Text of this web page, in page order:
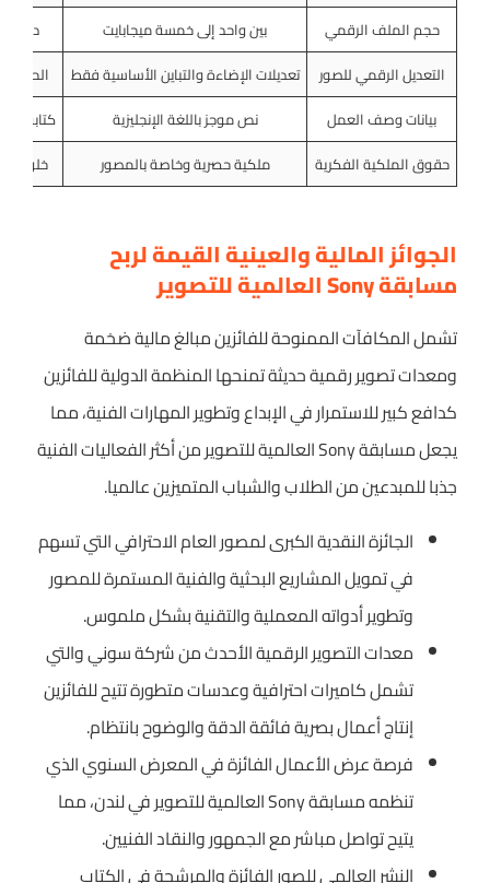
حجم الملف الرقمي
بين واحد إلى خمسة ميجابايت
دقة
التعديل الرقمي للصور
تعديلات الإضاءة والتباين الأساسية فقط
بيانات وصف العمل
نص موجز باللغة الإنجليزية
كتابة
حقوق الملكية الفكرية
ملكية حصرية وخاصة بالمصور خلو
الجوائز المالية والعينية القيمة لربح
مسابقة Sony العالمية للتصوير
تشمل المكافآت الممنوحة للفائزين مبالغ مالية ضخمة
ومعدات تصوير رقمية حديثة تمنحها المنظمة الدولية للفائزين
كدافع كبير للاستمرار في الإبداع وتطوير المهارات الفنية، مما
يجعل مسابقة Sony العالمية للتصوير من أكثر الفعاليات الفنية
جذبا للمبدعين من الطلاب والشباب المتميزين عالميا.
الجائزة النقدية الكبرى لمصور العام الاحترافي التي تسهم
في تمويل المشاريع البحثية والفنية المستمرة للمصور
وتطوير أدواته المعملية والتقنية بشكل ملموس.
معدات التصوير الرقمية الأحدث من شركة سوني والتي
تشمل كاميرات احترافية وعدسات متطورة تتيح للفائزين
إنتاج أعمال بصرية فائقة الدقة والوضوح بانتظام.
فرصة عرض الأعمال الفائزة في المعرض السنوي الذي
تنظمه مسابقة Sony العالمية للتصوير في لندن، مما
يتيح تواصل مباشر مع الجمهور والنقاد الفنيين.
النشر العالمي للصور الفائزة والمرشحة في الكتاب